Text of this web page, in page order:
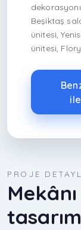
Beşiktaş
ünitesi,
ünitesi,
PROJE